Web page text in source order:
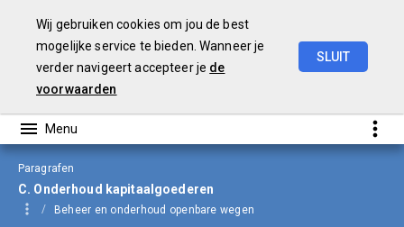
Wij gebruiken cookies om jou de best
mogelijke service te bieden. Wanneer je
verder navigeert accepteer je de
voorwaarden
SLUIT
Paragrafen
C. Onderhoud kapitaalgoederen
Beheer en onderhoud openbare wegen